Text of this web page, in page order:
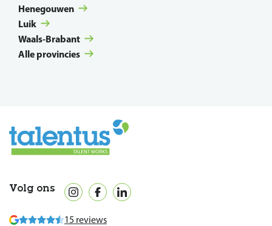
Henegouwen
Luik
Waals-Brabant
Alle provincies
Volg ons
15 reviews